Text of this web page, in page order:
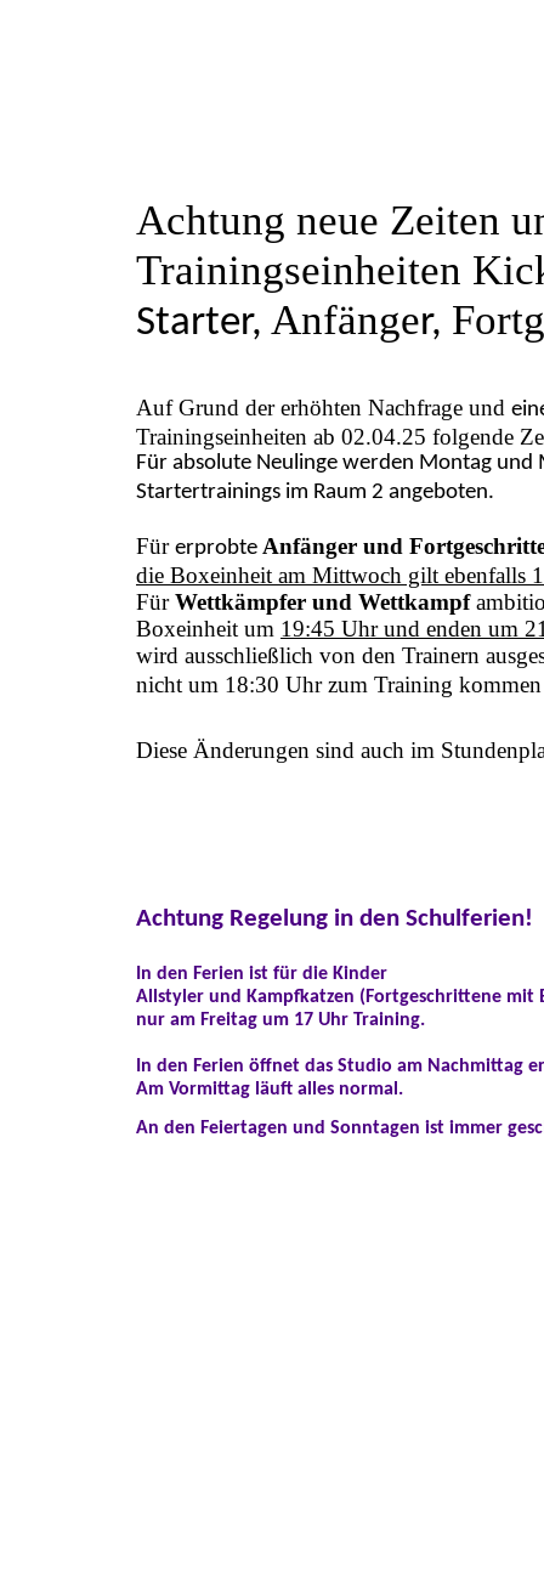
Achtung neue Zeiten
Trainingseinheiten
Starter, Anfänger,
Auf Grund der erhöhten Nachfrage und
Trainingseinheiten ab 02.04.25 folgende
Für absolute Neulinge werden Montag
Startertrainings im Raum 2 angeboten.
Für erprobte Anfänger und
die Boxeinheit am Mittwoch gilt ebenfalls
FürWettkämpfer und Wettkampf
Boxeinheit um 19:45 Uhr und enden um
wird ausschließlich von den Trainern
nicht um 18:30 Uhr zum Training
Diese Änderungen sind auch im
Achtung Regelung in den Schulferien!
In den Ferien ist für die Kinder
Allstyler und Kampfkatzen (Fortgeschrittene mit
nur am Freitag um 17 Uhr Training.
In den Ferien öffnet das Studio am Nachmittag
Am Vormittag läuft alles normal.
An den Feiertagen und Sonntagen ist immer